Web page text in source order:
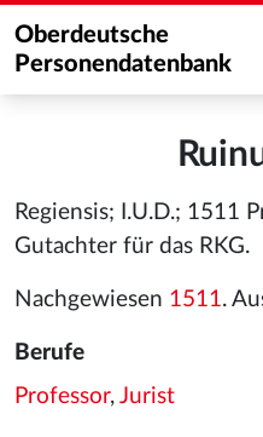
Oberdeutsche
Personendatenbank
Regiensis; I.U.D.; 1511
Gutachter für das RKG.
Nachgewiesen 1511.
Berufe
Professor, Jurist